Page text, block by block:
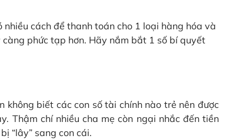
cách để thanh toán cho 1 loại hàng hóa và
phức tạp hơn. Hãy nắm bắt 1 số bí quyết
biết các con số tài chính nào trẻ nên được
Thậm chí nhiều cha mẹ còn ngại nhắc đến tiền
“lây” sang con cái.